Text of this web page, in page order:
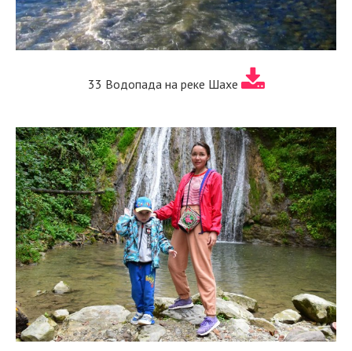
33 Водопада на реке Шахе